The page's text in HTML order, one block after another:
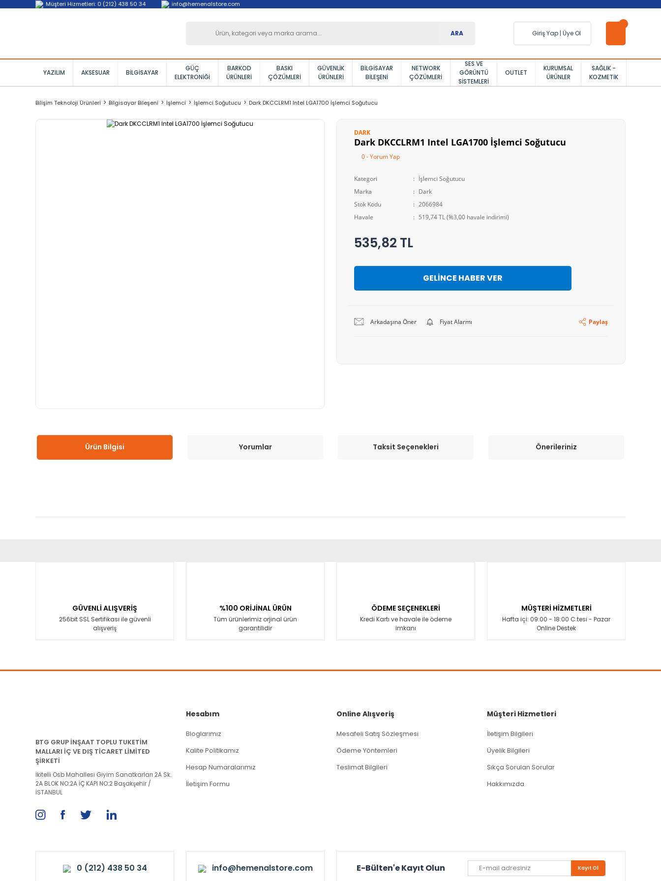
Müşteri Hizmetleri: 0 (212) 438 50 34 info@hemenalstore.com
ARA Giriş Yap | Üye Ol
YAZILIM AKSESUAR BILGISAYAR
GÜÇ
ELEKTRONIĞI
BARKOD
ÜRÜNLERI
BASKI
ÇÖZÜMLERI
GÜVENLIK
ÜRÜNLERI
BILGISAYAR
BILEŞENI
NETWORK
ÇÖZÜMLERI
SES VE
GÖRÜNTÜ
SISTEMLERI
OUTLET
KURUMSAL
ÜRÜNLER
SAĞLIK -
KOZMETIK
Bilişim Teknoloji Ürünleri Bilgisayar Bileşeni İşlemci İşlemci Soğutucu Dark DKCCLRM1 Intel LGA1700 İşlemci Soğutucu
DARK
Dark DKCCLRM1 Intel LGA1700 İşlemci Soğutucu
0 - Yorum Yap
Kategori
İşlemci Soğutucu
Marka
Dark
Stok Kodu
2066984
Havale
519,74 TL (%3,00 havale indirimi)
535,82 TL
GELİNCE HABER VER
Arkadaşına Öner Fiyat Alarmı Paylaş
Ürün Bilgisi Yorumlar Taksit Seçenekleri Önerileriniz
Ürün bilgilerinde hatalar bulunuyor.
Ürün fiyatı diğer sitelerden daha pahalı.
GÜVENLİ ALIŞVERİŞ
256bit SSL Sertifikası ile güvenli
alışveriş
%100 ORİJİNAL ÜRÜN
Tüm ürünlerimiz orjinal ürün
garantilidir
ÖDEME SEÇENEKLERİ
Kredi Kartı ve havale ile ödeme
imkanı
MÜŞTERİ HİZMETLERİ
Hafta içi: 09:00 - 18:00 C.tesi - Pazar
Online Destek
BTG GRUP İNŞAAT TOPLU TUKETİM
MALLARI İÇ VE DIŞ TİCARET LİMİTED
ŞİRKETİ
İkitelli Osb Mahallesi Giyim Sanatkarları 2A Sk.
2A BLOK NO:2A İÇ KAPI NO:2 Başakşehir /
İSTANBUL
Hesabım
Bloglarımız
Kalite Politikamız
Hesap Numaralarımız
İletişim Formu
Online Alışveriş
Mesafeli Satış Sözleşmesi
Ödeme Yöntemleri
Teslimat Bilgileri
Müşteri Hizmetleri
İletişim Bilgileri
Üyelik Bilgileri
Sıkça Sorulan Sorular
Hakkımızda
0 (212) 438 50 34 info@hemenalstore.com E-Bülten'e Kayıt Olun Kayıt Ol